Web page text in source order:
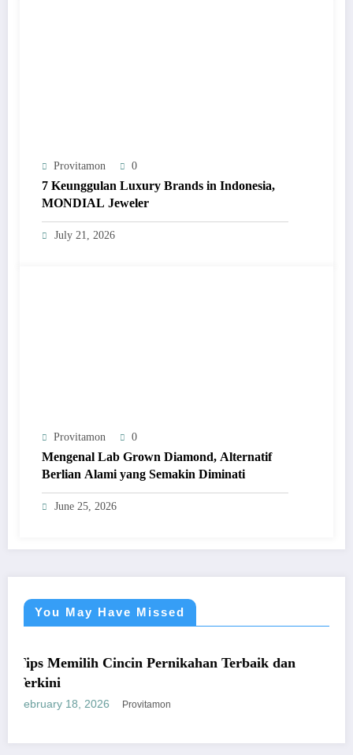
Provitamon 0
7 Keunggulan Luxury Brands in Indonesia,
MONDIAL Jeweler
July 21, 2026
Provitamon 0
Mengenal Lab Grown Diamond, Alternatif
Berlian Alami yang Semakin Diminati
June 25, 2026
You May Have Missed
Cincin Pernikahan Terbaik dan
2026 Provitamon
Panduan